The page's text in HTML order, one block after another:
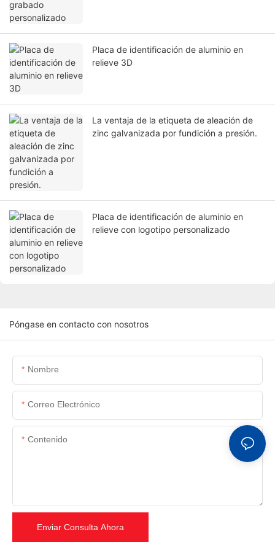
Placa de identificación de aluminio en
relieve 3D
La ventaja de la etiqueta de aleación de
zinc galvanizada por fundición a presión.
Placa de identificación de aluminio en
relieve con logotipo personalizado
Póngase en contacto con nosotros
Nombre
Correo Electrónico
Contenido
Enviar Consulta Ahora